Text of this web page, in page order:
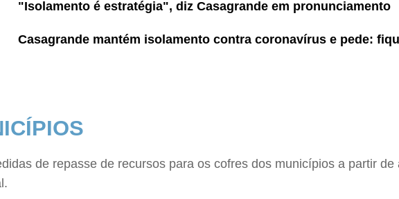
"Isolamento é estratégia", diz Casagrande em pronunciamento
Casagrande mantém isolamento contra coronavírus e pede:
de repasse de recursos para os cofres dos municípios a partir